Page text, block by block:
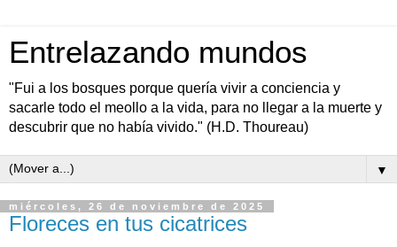
Entrelazando mundos
"Fui a los bosques porque quería vivir a conciencia y
sacarle todo el meollo a la vida, para no llegar a la muerte y
descubrir que no había vivido." (H.D. Thoureau)
▼
miércoles, 26 de noviembre de 2025
Floreces en tus cicatrices